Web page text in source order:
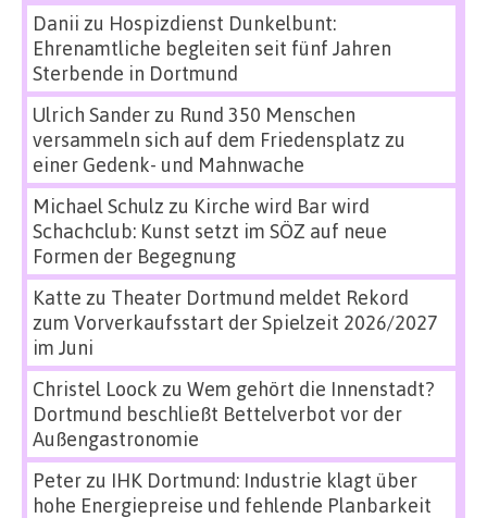
Danii zu Hospizdienst Dunkelbunt:
Ehrenamtliche begleiten seit fünf Jahren
Sterbende in Dortmund
Ulrich Sanderzu Rund 350 Menschen
versammeln sich auf dem Friedensplatz zu
einer Gedenk- und Mahnwache
Michael Schulz zu Kirche wird Bar wird
Schachclub: Kunst setzt im SÖZ auf neue
Formen der Begegnung
Katte zu Theater Dortmund meldet Rekord
zum Vorverkaufsstart der Spielzeit 2026/2027
im Juni
Christel Loock zu Wem gehört die Innenstadt?
Dortmund beschließt Bettelverbot vor der
Außengastronomie
Peterzu IHK Dortmund: Industrie klagt über
hohe Energiepreise und fehlende Planbarkeit